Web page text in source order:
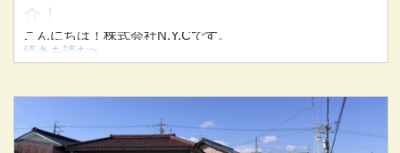
介！
こんにちは！株式会社N.Y.Cです。
本社を三重県桑名市に構え、三重を中心に東海三県で様々
な建物の解体工事に対応している解体業者です。
の注意事項について解説い
続きを読む>